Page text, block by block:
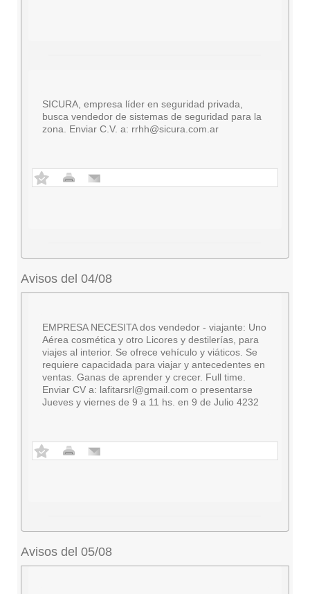
SICURA, empresa líder en seguridad privada,
busca vendedor de sistemas de seguridad para la
zona. Enviar C.V. a: rrhh@sicura.com.ar
Avisos del 04/08
EMPRESA NECESITA dos vendedor - viajante: Uno
Aérea cosmética y otro Licores y destilerías, para
viajes al interior. Se ofrece vehículo y viáticos. Se
requiere capacidada para viajar y antecedentes en
ventas. Ganas de aprender y crecer. Full time.
Enviar CV a: lafitarsrl@gmail.com o presentarse
Jueves y viernes de 9 a 11 hs. en 9 de Julio 4232
Avisos del 05/08